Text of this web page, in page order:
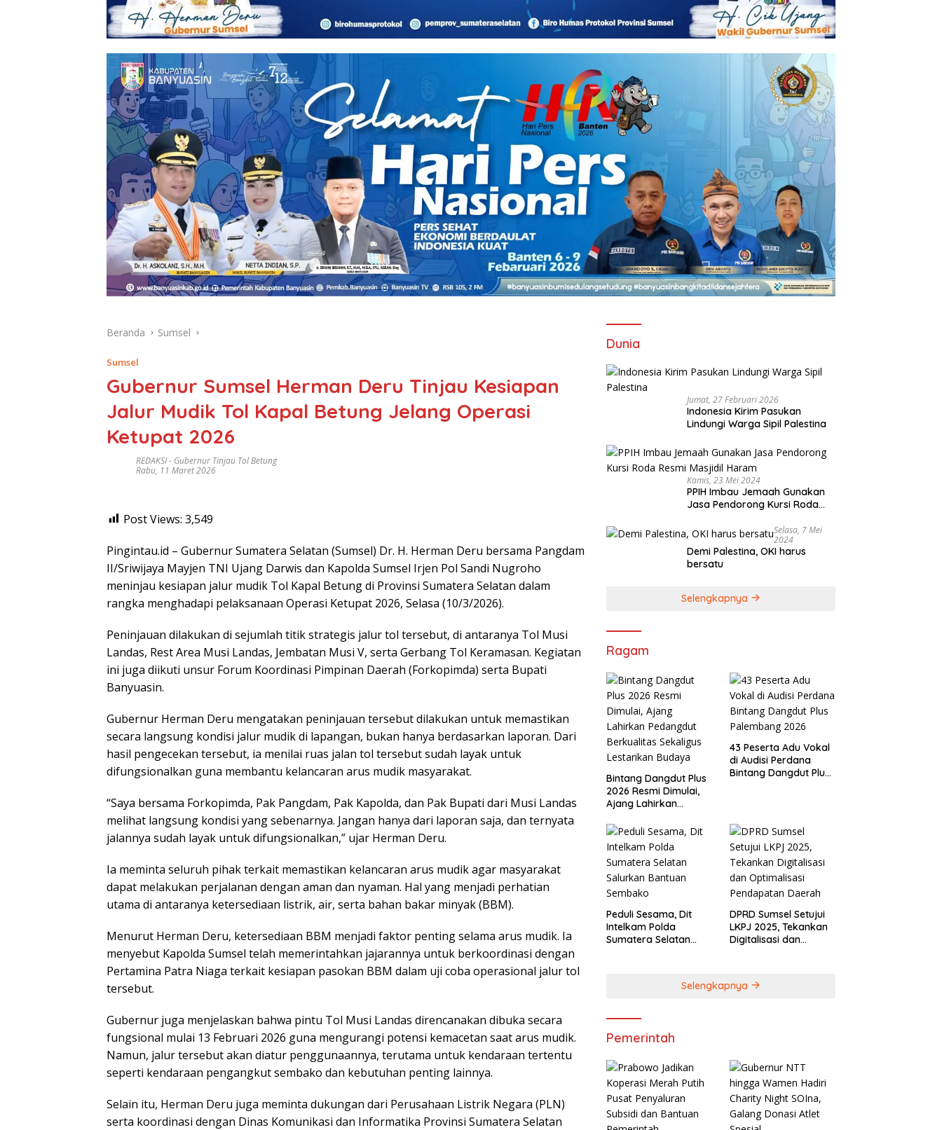
Beranda Sumsel
Sumsel
Gubernur Sumsel Herman Deru Tinjau Kesiapan
Jalur Mudik Tol Kapal Betung Jelang Operasi
Ketupat 2026
REDAKSI- Gubernur Tinjau Tol Betung
Rabu, 11 Maret 2026
Post Views: 3,549
Pingintau.id – Gubernur Sumatera Selatan (Sumsel) Dr. H. Herman Deru bersama Pangdam
II/Sriwijaya Mayjen TNI Ujang Darwis dan Kapolda Sumsel Irjen Pol Sandi Nugroho
meninjau kesiapan jalur mudik Tol Kapal Betung di Provinsi Sumatera Selatan dalam
rangka menghadapi pelaksanaan Operasi Ketupat 2026, Selasa (10/3/2026).
Peninjauan dilakukan di sejumlah titik strategis jalur tol tersebut, di antaranya Tol Musi
Landas, Rest Area Musi Landas, Jembatan Musi V, serta Gerbang Tol Keramasan. Kegiatan
ini juga diikuti unsur Forum Koordinasi Pimpinan Daerah (Forkopimda) serta Bupati
Banyuasin.
Gubernur Herman Deru mengatakan peninjauan tersebut dilakukan untuk memastikan
secara langsung kondisi jalur mudik di lapangan, bukan hanya berdasarkan laporan. Dari
hasil pengecekan tersebut, ia menilai ruas jalan tol tersebut sudah layak untuk
difungsionalkan guna membantu kelancaran arus mudik masyarakat.
“Saya bersama Forkopimda, Pak Pangdam, Pak Kapolda, dan Pak Bupati dari Musi Landas
melihat langsung kondisi yang sebenarnya. Jangan hanya dari laporan saja, dan ternyata
jalannya sudah layak untuk difungsionalkan,” ujar Herman Deru.
Ia meminta seluruh pihak terkait memastikan kelancaran arus mudik agar masyarakat
dapat melakukan perjalanan dengan aman dan nyaman. Hal yang menjadi perhatian
utama di antaranya ketersediaan listrik, air, serta bahan bakar minyak (BBM).
Menurut Herman Deru, ketersediaan BBM menjadi faktor penting selama arus mudik. Ia
menyebut Kapolda Sumsel telah memerintahkan jajarannya untuk berkoordinasi dengan
Pertamina Patra Niaga terkait kesiapan pasokan BBM dalam uji coba operasional jalur tol
tersebut.
Gubernur juga menjelaskan bahwa pintu Tol Musi Landas direncanakan dibuka secara
fungsional mulai 13 Februari 2026 guna mengurangi potensi kemacetan saat arus mudik.
Namun, jalur tersebut akan diatur penggunaannya, terutama untuk kendaraan tertentu
seperti kendaraan pengangkut sembako dan kebutuhan penting lainnya.
Selain itu, Herman Deru juga meminta dukungan dari Perusahaan Listrik Negara (PLN)
serta koordinasi dengan Dinas Komunikasi dan Informatika Provinsi Sumatera Selatan
Dunia
Jumat, 27 Februari 2026
Indonesia Kirim Pasukan
Lindungi Warga Sipil Palestina
Kamis, 23 Mei 2024
PPIH Imbau Jemaah Gunakan
Jasa Pendorong Kursi Roda
Selasa, 7 Mei
2024
Demi Palestina, OKI harus
bersatu
Selengkapnya
Ragam
Bintang Dangdut Plus
2026 Resmi Dimulai,
Ajang Lahirkan
Berkualitas Sekaligus
Lestarikan Budaya
43 Peserta Adu Vokal
di Audisi Perdana
Bintang Dangdut Plus
Peduli Sesama, Dit
Intelkam Polda
Sumatera Selatan
DPRD Sumsel Setujui
LKPJ 2025, Tekankan
Digitalisasi dan
Selengkapnya
Pemerintah